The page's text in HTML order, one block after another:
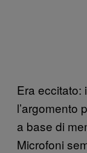
Era eccitato:
l’argomento
a base di
Microfoni